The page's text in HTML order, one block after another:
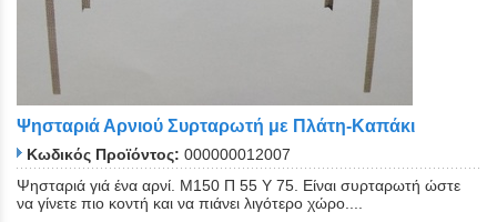
Ψησταριά Αρνιού Συρταρωτή με Πλάτη-Καπάκι
Κωδικός Προϊόντος: 000000012007
Ψησταριά γιά ένα αρνί. Μ150 Π 55 Υ 75. Είναι συρταρωτή ώστε
να γίνετε πιο κοντή και να πιάνει λιγότερο χώρο....